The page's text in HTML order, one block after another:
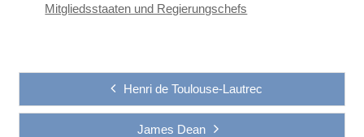
Mitgliedsstaaten und Regierungschefs
Henri de Toulouse-Lautrec
James Dean